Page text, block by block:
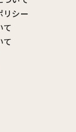
リシー
て
て